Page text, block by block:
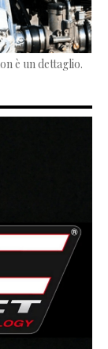
è un dettaglio.